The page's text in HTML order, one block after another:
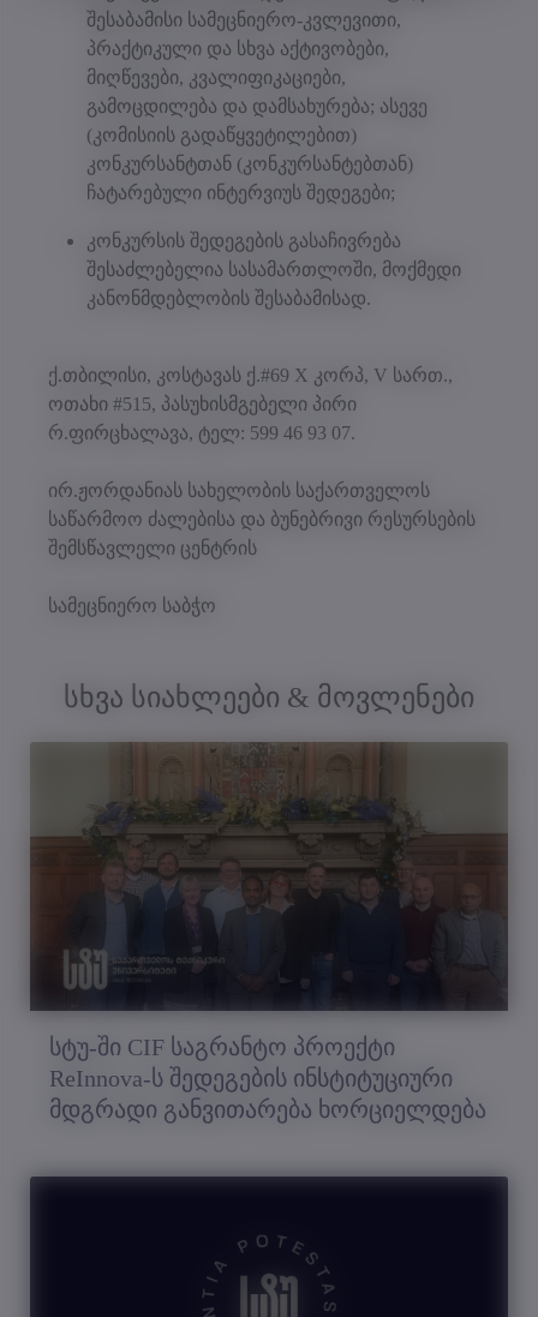
შესაბამისი სამეცნიერო-კვლევითი,
პრაქტიკული და სხვა აქტივობები,
მიღწევები, კვალიფიკაციები,
გამოცდილება და დამსახურება; ასევე
(კომისიის გადაწყვეტილებით)
კონკურსანტთან (კონკურსანტებთან)
ჩატარებული ინტერვიუს შედეგები;
კონკურსის შედეგების გასაჩივრება
შესაძლებელია სასამართლოში, მოქმედი
კანონმდებლობის შესაბამისად.
ქ.თბილისი, კოსტავას ქ.#69 X კორპ, V სართ.,
ოთახი #515, პასუხისმგებელი პირი
რ.ფირცხალავა, ტელ: 599 46 93 07.
ირ.ჟორდანიას სახელობის საქართველოს
საწარმოო ძალებისა და ბუნებრივი რესურსების
შემსწავლელი ცენტრის
სამეცნიერო საბჭო
სხვა სიახლეები & მოვლენები
სტუ-ში CIF საგრანტო პროექტი
ReInnova-ს შედეგების ინსტიტუციური
მდგრადი განვითარება ხორციელდება